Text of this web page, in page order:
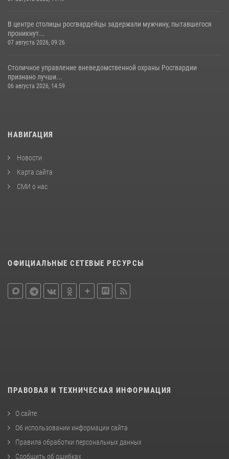
В центре столицы росгвардейцы задержали мужчину, пытавшегося
проникнут...
07 августа 2026, 09:26
Столичное управление вневедомственной охраны Росгвардии
признано лучши...
06 августа 2026, 14:59
НАВИГАЦИЯ
Новости
Карта сайта
СМИ о нас
ОФИЦИАЛЬНЫЕ СЕТЕВЫЕ РЕСУРСЫ
ПРАВОВАЯ И ТЕХНИЧЕСКАЯ ИНФОРМАЦИЯ
О сайте
Об использовании информации сайта
Правила обработки персональных данных
Сообщить об ошибках